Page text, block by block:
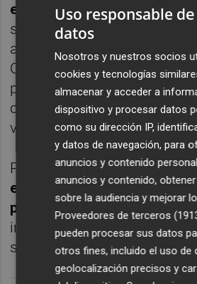
encuentros, donde ha
sensaciones. Por el
adelantado en el carril
Orbán, a quien Ayestarán tan
probado de central, mientras
continúa lesionado, y la
vería con buenos ojos la
Por el momento,ambos
en la web del club como
primer equipo.
Una
intenciones de cara a dos
siguen ganándose un
Uso responsable de
datos
Nosotros y nuestros socios
cookies y tecnologías
almacenar y acceder a
dispositivo y procesar datos
como su dirección IP,
y datos de navegación, para
anuncios y contenido
anuncios y contenido,
sobre la audiencia y mejorar
Proveedores de terceros
pueden procesar sus datos
otros fines, incluido el uso de
geolocalización precisos y